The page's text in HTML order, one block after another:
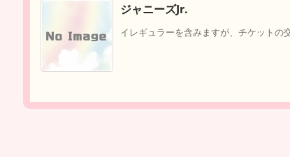
ジャニーズJr.
イレギュラーを含みますが、チケット